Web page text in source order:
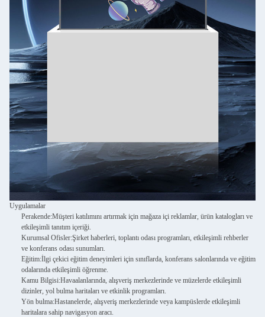
Uygulamalar
Perakende:Müşteri katılımını artırmak için mağaza içi reklamlar, ürün katalogları ve
etkileşimli tanıtım içeriği.
Kurumsal Ofisler:Şirket haberleri, toplantı odası programları, etkileşimli rehberler
ve konferans odası sunumları.
Eğitim:İlgi çekici eğitim deneyimleri için sınıflarda, konferans salonlarında ve eğitim
odalarında etkileşimli öğrenme.
Kamu Bilgisi:Havaalanlarında, alışveriş merkezlerinde ve müzelerde etkileşimli
dizinler, yol bulma haritaları ve etkinlik programları.
Yön bulma:Hastanelerde, alışveriş merkezlerinde veya kampüslerde etkileşimli
haritalara sahip navigasyon aracı.